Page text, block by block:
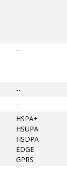
--
--
--
HSPA+
HSUPA
HSDPA
EDGE
GPRS